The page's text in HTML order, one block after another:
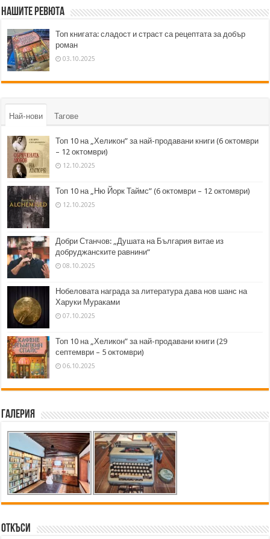
Нашите ревюта
Топ книгата: сладост и страст са рецептата за добър
роман
03.10.2025
Най-нови Тагове
Топ 10 на „Хеликон” за най-продавани книги (6 октомври
– 12 октомври)
12.10.2025
Топ 10 на „Ню Йорк Таймс” (6 октомври – 12 октомври)
12.10.2025
Добри Станчов: „Душата на България витае из
добруджанските равнини“
08.10.2025
Нобеловата награда за литература дава нов шанс на
Харуки Мураками
07.10.2025
Топ 10 на „Хеликон” за най-продавани книги (29
септември – 5 октомври)
06.10.2025
Галерия
Откъси